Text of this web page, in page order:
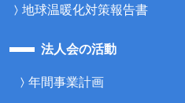
地球温暖化対策報告書
法人会の活動
年間事業計画